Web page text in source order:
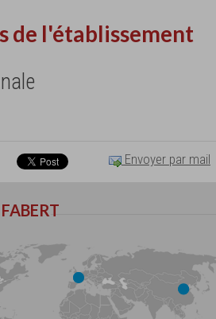
de l'établissement
Envoyer par mail
FABERT